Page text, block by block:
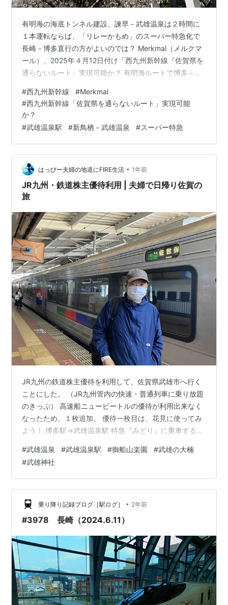
有明海の海底トンネル建設、諫早－武雄温泉は２時間に
１本運転ならば、「リレーかもめ」のスーパー特急化で
長崎－博多直行の方がよいのでは？ Merkmal（メルクマ
ール）、2025年４月12日付け「西九州新幹線『佐賀県を
通らないルート』実現可能か？ 有明海ルートで博多～長
読しました。 佐賀県の陸地を通らず、諫早－大牟田を有
明海トンネルにより結び、博多－長崎を短絡、速達する
いただきます。 （以下引用） 長崎新幹線有明海ルート
は、西九州新幹線の諫早駅から分岐し、諫早市東部から
#西九州新幹線 #Merkmal
#西九州新幹線「佐賀県を通らないルート」実現可能
か？
#武雄温泉駅 #新鳥栖－武雄温泉 #スーパー特急
はっぴー夫婦の地道にFIRE生活 • 1年前
JR九州・鉄道株主優待利用 | 夫婦で日帰り佐賀の
旅
JR九州の鉄道株主優待を利用して、佐賀県武雄市へ行く
ことにした。 （JR九州管内の快速・普通列車に乗り放題
のきっぷ） 高速船ニュービートルの優待が利用出来なく
なったため、１枚追加。 優待一枚目は、花見に使ってみ
よう！ 博多駅→武雄温泉駅 特急『みどり』に乗車するの
世の中がスタートする時期で遅れて到着。 駅では武雄温
泉楼門・新館110周年の垂れ幕が、お出迎え。 まずは、
駅にある観光協会でレンタサイクルを借りる。 一台一日
１,０００円で、キャッシュレス決済ね。 何と！電動アシ
スト付きよ。 私は、生まれて初めて電動アシスト自転車
乗車で、使い…
#武雄温泉 #武雄温泉駅 #御船山楽園 #武雄の大楠
#武雄神社
乗り降り記録ブログ［駅ログ］ • 2年前
#3978 長崎（2024.6.11）